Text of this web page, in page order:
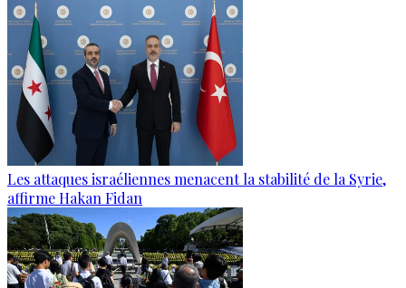
Les attaques israéliennes menacent la stabilité de la Syrie,
affirme Hakan Fidan